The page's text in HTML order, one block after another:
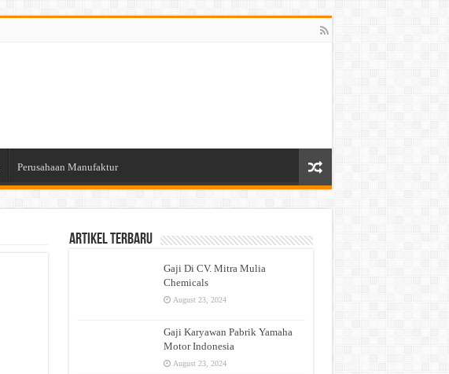
Perusahaan Manufaktur
Artikel Terbaru
Gaji Di CV. Mitra Mulia
Chemicals
August 23, 2024
Gaji Karyawan Pabrik Yamaha
Motor Indonesia
August 23, 2024